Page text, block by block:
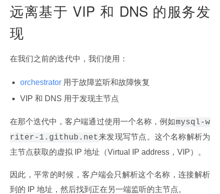
远离基于 VIP 和 DNS 的服务发
现
在我们之前的迭代中，我们使用：
orchestrator 用于故障监听和故障恢复
VIP 和 DNS 用于发现主节点
在那个迭代中，客户端通过使用一个名称，例如mysql-w
riter-1.github.net来发现写节点。这个名称解析为
主节点获取的虚拟 IP 地址（Virtual IP address，VIP）。
因此，平常的时候，客户端会只解析这个名称，连接解析
到的 IP 地址，然后找到正在另一端监听的主节点。